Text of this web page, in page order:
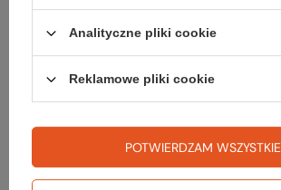
Analityczne pliki cookie
Reklamowe pliki cookie
POTWIERDZAM WSZYSTKIE